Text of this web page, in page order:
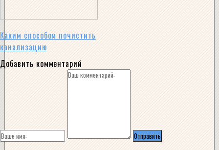
Каким способом почистить
канализацию
Добавить комментарий